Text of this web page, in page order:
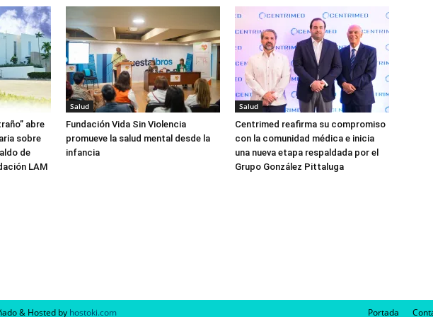
abre
sobre
de
LAM
Salud
Fundación Vida Sin Violencia
promueve la salud mental desde la
infancia
Salud
Centrimed reafirma su compromiso
con la comunidad médica e inicia
una nueva etapa respaldada por el
Grupo González Pittaluga
Portada
& Hosted by hostoki.com